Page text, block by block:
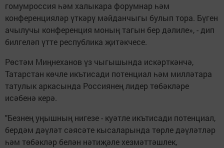
гомумроссия һәм халыкара форумнар һәм
конференцияләр үткәрү мәйданчыгы булып тора. Бүген
ачылучы конференция моның тагын бер дәлиле», - дип
билгеләп үтте республика җитәкчесе.
Рөстәм Миңнеханов үз чыгышында искәрткәнчә,
Татарстан көчле икътисади потенциал һәм милләтара
татулык аркасында Россиянең лидер төбәкләре
исәбенә керә.
"Безнең уңышның нигезе - куәтле икътисади потенциал,
бердәм дәүләт сәясәте кысаларында төрле дәүләтләр
һәм төбәкләр белән нәтиҗәле хезмәттәшлек,